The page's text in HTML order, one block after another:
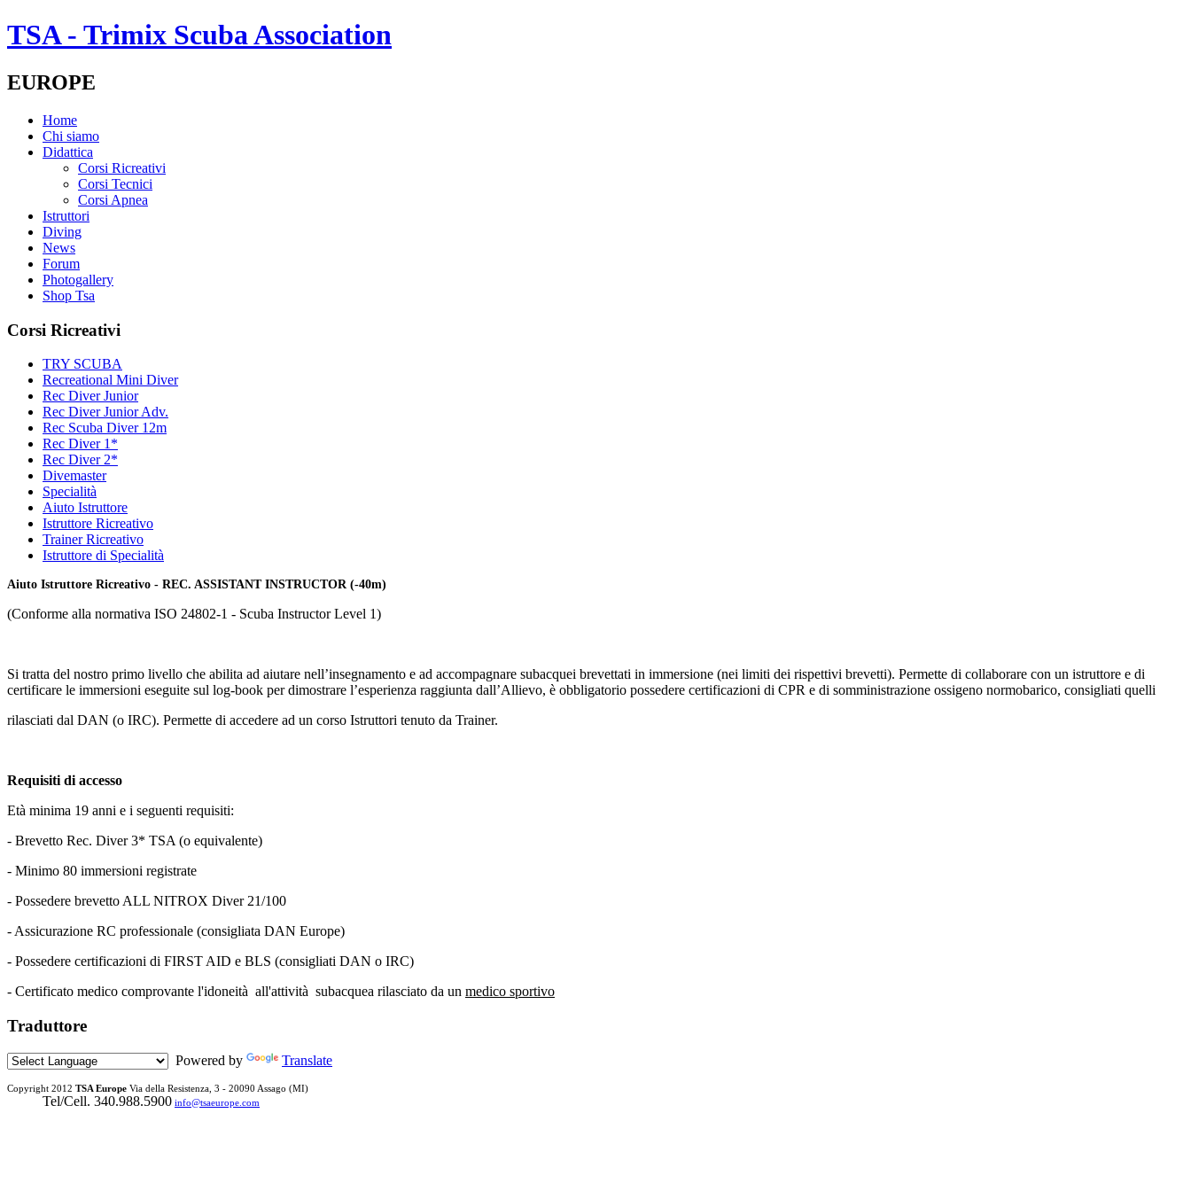
TSA - Trimix Scuba Association
EUROPE
Home
Chi siamo
Didattica
Corsi Ricreativi
Corsi Tecnici
Corsi Apnea
Istruttori
Diving
News
Forum
Photogallery
Shop Tsa
Corsi Ricreativi
TRY SCUBA
Recreational Mini Diver
Rec Diver Junior
Rec Diver Junior Adv.
Rec Scuba Diver 12m
Rec Diver 1*
Rec Diver 2*
Divemaster
Specialità
Aiuto Istruttore
Istruttore Ricreativo
Trainer Ricreativo
Istruttore di Specialità
Aiuto Istruttore Ricreativo - REC. ASSISTANT INSTRUCTOR (-40m)
(Conforme alla normativa ISO 24802-1 - Scuba Instructor Level 1)
Si tratta del nostro primo livello che abilita ad aiutare nell’insegnamento e ad accompagnare subacquei brevettati in immersione (nei limiti dei rispettivi brevetti). Permette di collaborare con un istruttore e di
certificare le immersioni eseguite sul log-book per dimostrare l’esperienza raggiunta dall’Allievo, è obbligatorio possedere certificazioni di CPR e di somministrazione ossigeno normobarico, consigliati quelli
rilasciati dal DAN (o IRC). Permette di accedere ad un corso Istruttori tenuto da Trainer.
Requisiti di accesso
Età minima 19 anni e i seguenti requisiti:
- Brevetto Rec. Diver 3* TSA (o equivalente)
- Minimo 80 immersioni registrate
- Possedere brevetto ALL NITROX Diver 21/100
- Assicurazione RC professionale (consigliata DAN Europe)
- Possedere certificazioni di FIRST AID e BLS (consigliati DAN o IRC)
- Certificato medico comprovante l'idoneità all'attività subacquea rilasciato da un medico sportivo
Traduttore
Powered by Translate
Copyright 2012 TSA Europe Via della Resistenza, 3 - 20090 Assago (MI)
Tel/Cell. 340.988.5900 info@tsaeurope.com